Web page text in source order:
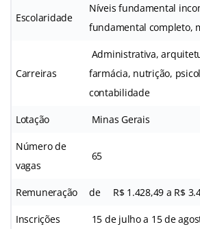
Escolaridade
Níveis fundamental
fundamental completo,
Carreiras
Administrativa,
farmácia, nutrição,
contabilidade
Lotação Minas Gerais
Número de
vagas
65
Remuneração de R$ 1.428,49 a R$
Inscrições 15 de julho a 15 de